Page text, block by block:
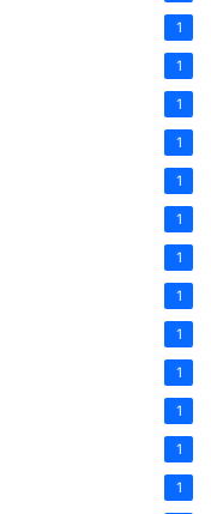
1
1
1
1
1
1
1
1
1
1
1
1
1